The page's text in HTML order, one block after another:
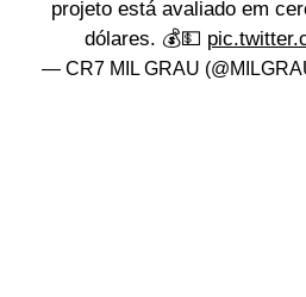
projeto está avaliado em
dólares. 💰💵
— CR7 MIL GRAU